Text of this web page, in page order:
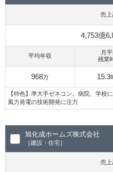
売
4,753億
平均年収
968万
月
残業
15.3
【特色】準大手ゼネコン。病院、学校
風力発電の技術開発に注力
旭化成ホームズ株式会社
［建設・住宅］
売